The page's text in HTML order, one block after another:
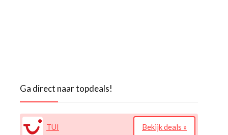
Ga direct naar topdeals!
TUI Bekijk deals »